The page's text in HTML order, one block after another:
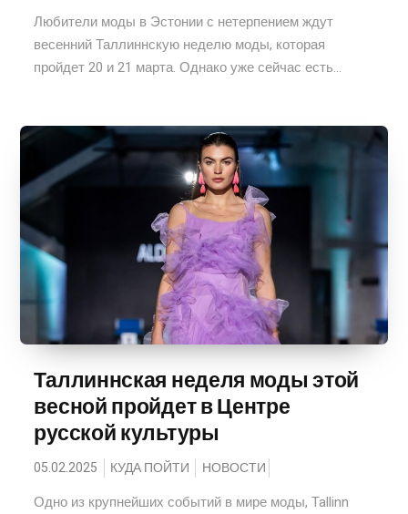
Любители моды в Эстонии с нетерпением ждут
весенний Таллиннскую неделю моды, которая
пройдет 20 и 21 марта. Однако уже сейчас есть...
Таллиннская неделя моды этой
весной пройдет в Центре
русской культуры
05.02.2025 КУДА ПОЙТИ НОВОСТИ
Одно из крупнейших событий в мире моды, Tallinn